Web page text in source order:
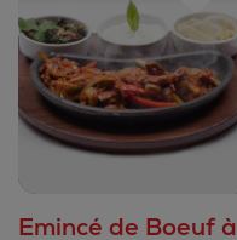
Emincé de Boeuf à